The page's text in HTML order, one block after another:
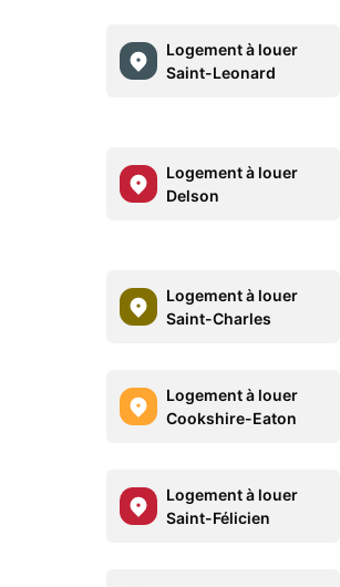
Logement à louer
Saint-Leonard
Logement à louer
Delson
Logement à louer
Saint-Charles
Logement à louer
Cookshire-Eaton
Logement à louer
Saint-Félicien